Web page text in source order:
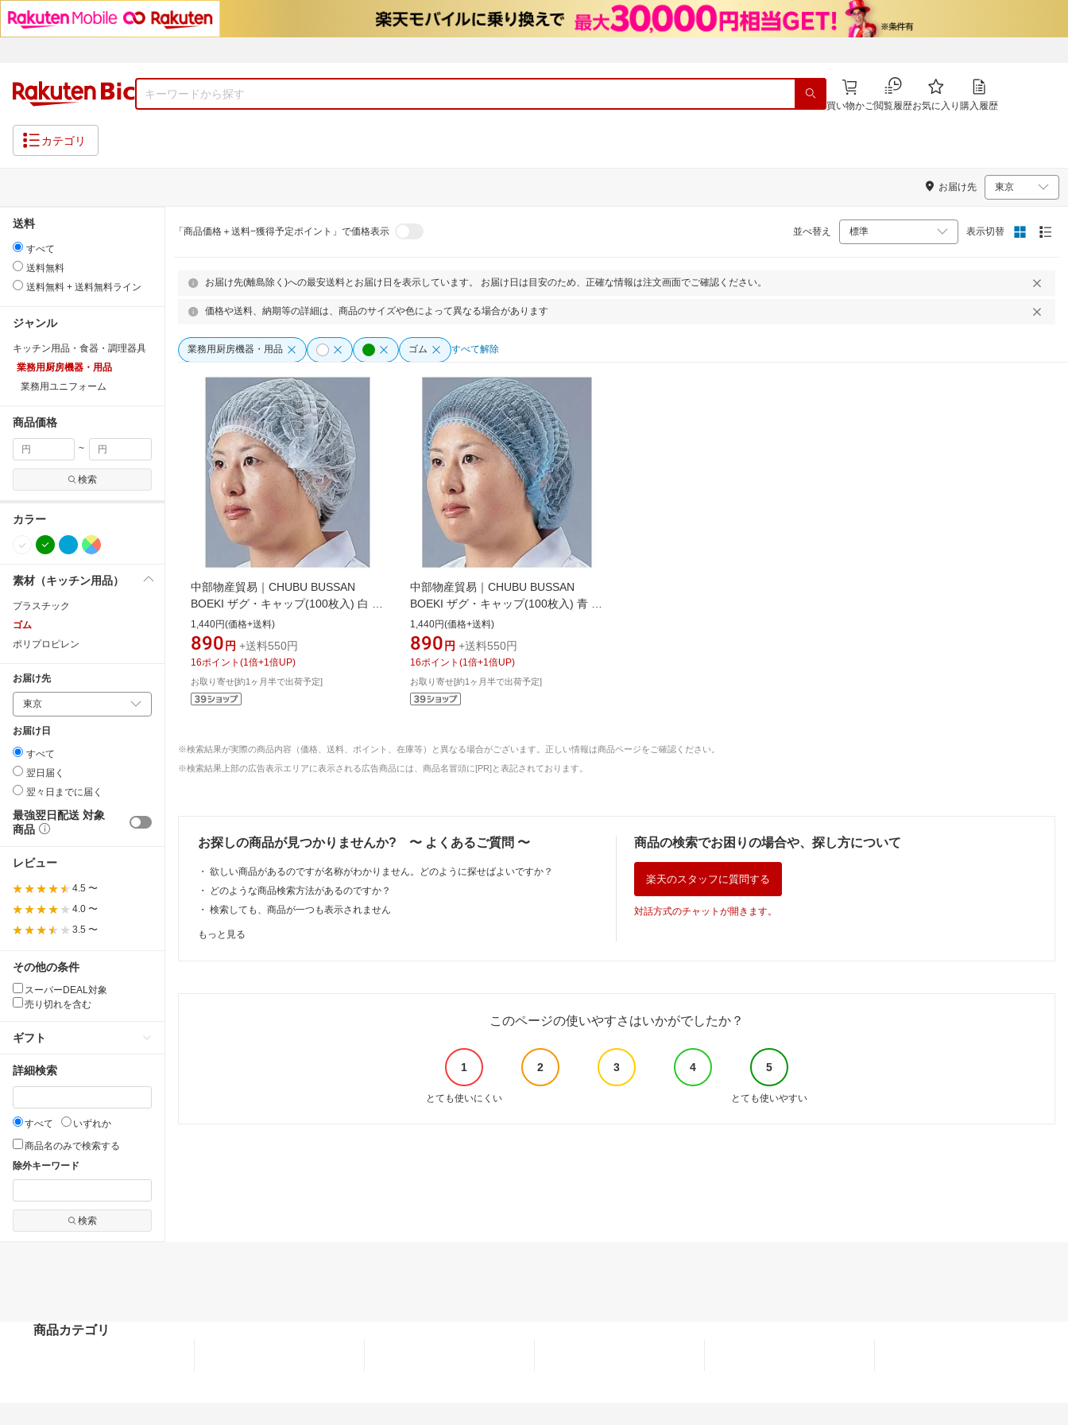
買い物かご閲覧履歴お気に入り 購入履歴
カテゴリ
お届け先
送料
すべて
送料無料
送料無料 + 送料無料ライン
ジャンル
キッチン用品・食器・調理器具
業務用厨房機器・用品
業務用ユニフォーム
商品価格
~
検索
カラー
素材（キッチン用品）
プラスチック
ゴム
ポリプロピレン
お届け先
お届け日
すべて
翌日届く
翌々日までに届く
最強翌日配送 対象
商品
レビュー
4.5 〜
4.0 〜
3.5 〜
その他の条件
スーパーDEAL対象
売り切れを含む
ギフト
詳細検索
すべて
いずれか
商品名のみで検索する
除外キーワード
検索
「商品価格＋送料−獲得予定ポイント」で価格表示 並べ替え 表示切替
お届け先(離島除く)への最安送料とお届け日を表示しています。 お届け日は目安のため、正確な情報は注文画面でご確認ください。
価格や送料、納期等の詳細は、商品のサイズや色によって異なる場合があります
業務用厨房機器・用品 ゴム すべて解除
中部物産貿易｜CHUBU BUSSAN
BOEKI ザグ・キャップ(100枚入) 白 ＜
SKY3001＞[SKY3001]
1,440円(価格+送料)
890 円 +送料550円
16ポイント (1 倍+1 倍UP)
お取り寄せ[約1ヶ月半で出荷予定]
中部物産貿易｜CHUBU BUSSAN
BOEKI ザグ・キャップ(100枚入) 青 ＜
SKY3002＞[SKY3002]
1,440円(価格+送料)
890 円 +送料550円
16ポイント (1 倍+1 倍UP)
お取り寄せ[約1ヶ月半で出荷予定]
※検索結果が実際の商品内容（価格、送料、ポイント、在庫等）と異なる場合がございます。正しい情報は商品ページをご確認ください。
※検索結果上部の広告表示エリアに表示される広告商品には、商品名冒頭に[PR]と表記されております。
お探しの商品が見つかりませんか? 〜 よくあるご質問 〜
・ 欲しい商品があるのですが名称がわかりません。どのように探せばよいですか？
・
どのような商品検索方法があるのですか？
・ 検索しても、商品が一つも表示されません
もっと見る
商品の検索でお困りの場合や、探し方について
楽天のスタッフに質問する
対話方式のチャットが開きます。
このページの使いやすさはいかがでしたか？
1 2 3 4 5
とても使いにくい とても使いやすい
商品カテゴリ